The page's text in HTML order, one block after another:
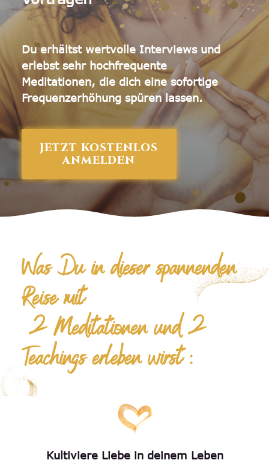
Akasha Chronik Lesung
Weitere Angebote
V.I.P. - Coaching
Du erhältst wertvolle Interviews und
erlebst sehr hochfrequente
Meditationen, die dich eine sofortige
Frequenzerhöhung spüren lassen.
JETZT KOSTENLOS
ANMELDEN
Was Du in dieser spannenden
Reise mit
2 Meditationen und 2
Teachings erleben wirst :
Kultiviere Liebe in deinem Leben